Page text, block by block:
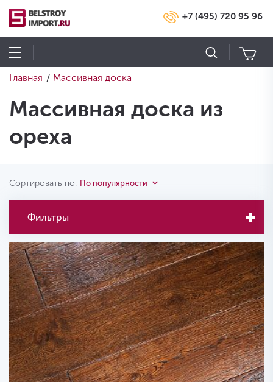
+7 (495) 720 95 96
Главная / Массивная доска
Массивная доска из
ореха
Сортировать по: По популярности
Фильтры